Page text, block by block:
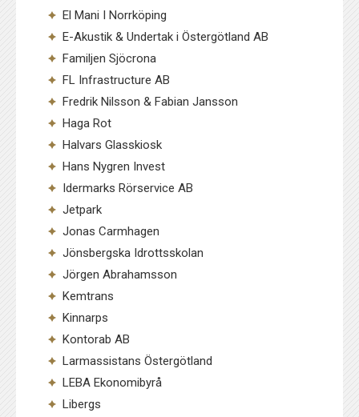
El Mani I Norrköping
E-Akustik & Undertak i Östergötland AB
Familjen Sjöcrona
FL Infrastructure AB
Fredrik Nilsson & Fabian Jansson
Haga Rot
Halvars Glasskiosk
Hans Nygren Invest
Idermarks Rörservice AB
Jetpark
Jonas Carmhagen
Jönsbergska Idrottsskolan
Jörgen Abrahamsson
Kemtrans
Kinnarps
Kontorab AB
Larmassistans Östergötland
LEBA Ekonomibyrå
Libergs